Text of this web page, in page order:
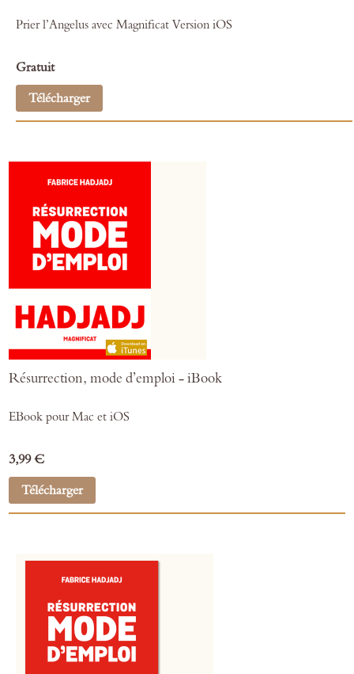
Prier l’Angelus avec Magnificat Version iOS
Gratuit
Télécharger
Résurrection, mode d’emploi - iBook
EBook pour Mac et iOS
3,99 €
Télécharger